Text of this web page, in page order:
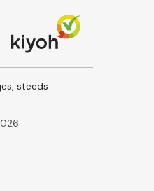
steeds